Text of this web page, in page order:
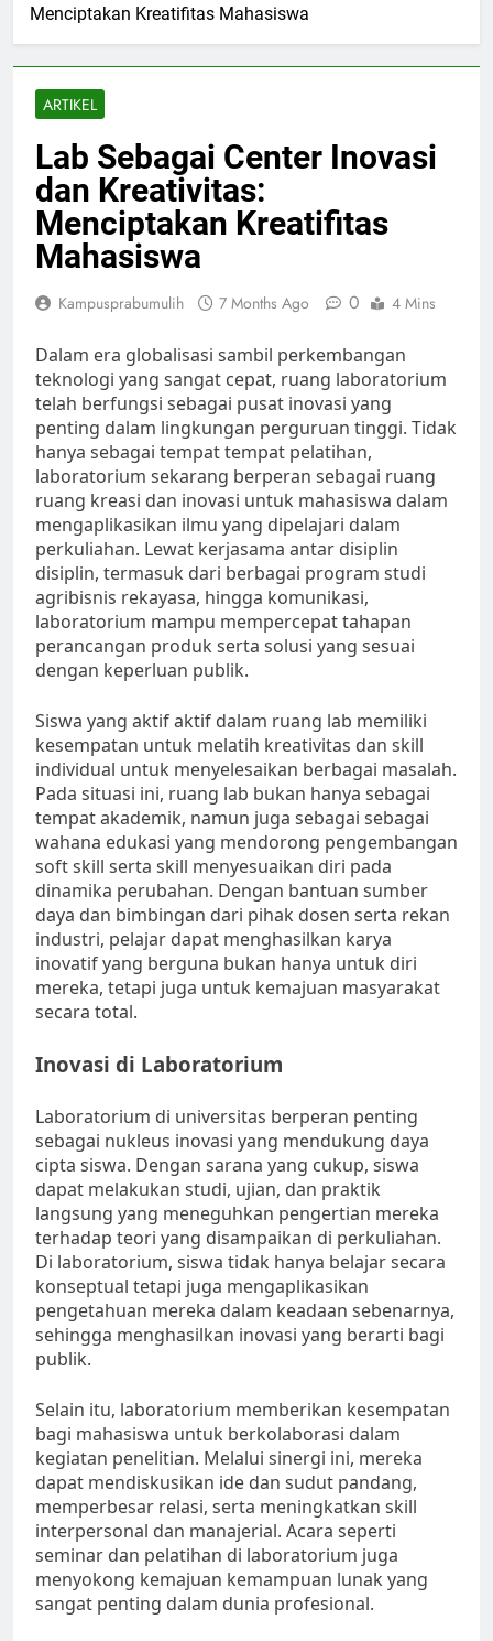
Menciptakan Kreatifitas Mahasiswa
ARTIKEL
Lab Sebagai Center Inovasi
dan Kreativitas:
Menciptakan Kreatifitas
Mahasiswa
Kampusprabumulih 7 Months Ago 0 4 Mins
Dalam era globalisasi sambil perkembangan
teknologi yang sangat cepat, ruang laboratorium
telah berfungsi sebagai pusat inovasi yang
penting dalam lingkungan perguruan tinggi. Tidak
hanya sebagai tempat tempat pelatihan,
laboratorium sekarang berperan sebagai ruang
ruang kreasi dan inovasi untuk mahasiswa dalam
mengaplikasikan ilmu yang dipelajari dalam
perkuliahan. Lewat kerjasama antar disiplin
disiplin, termasuk dari berbagai program studi
agribisnis rekayasa, hingga komunikasi,
laboratorium mampu mempercepat tahapan
perancangan produk serta solusi yang sesuai
dengan keperluan publik.
Siswa yang aktif aktif dalam ruang lab memiliki
kesempatan untuk melatih kreativitas dan skill
individual untuk menyelesaikan berbagai masalah.
Pada situasi ini, ruang lab bukan hanya sebagai
tempat akademik, namun juga sebagai sebagai
wahana edukasi yang mendorong pengembangan
soft skill serta skill menyesuaikan diri pada
dinamika perubahan. Dengan bantuan sumber
daya dan bimbingan dari pihak dosen serta rekan
industri, pelajar dapat menghasilkan karya
inovatif yang berguna bukan hanya untuk diri
mereka, tetapi juga untuk kemajuan masyarakat
secara total.
Inovasi di Laboratorium
Laboratorium di universitas berperan penting
sebagai nukleus inovasi yang mendukung daya
cipta siswa. Dengan sarana yang cukup, siswa
dapat melakukan studi, ujian, dan praktik
langsung yang meneguhkan pengertian mereka
terhadap teori yang disampaikan di perkuliahan.
Di laboratorium, siswa tidak hanya belajar secara
konseptual tetapi juga mengaplikasikan
pengetahuan mereka dalam keadaan sebenarnya,
sehingga menghasilkan inovasi yang berarti bagi
publik.
Selain itu, laboratorium memberikan kesempatan
bagi mahasiswa untuk berkolaborasi dalam
kegiatan penelitian. Melalui sinergi ini, mereka
dapat mendiskusikan ide dan sudut pandang,
memperbesar relasi, serta meningkatkan skill
interpersonal dan manajerial. Acara seperti
seminar dan pelatihan di laboratorium juga
menyokong kemajuan kemampuan lunak yang
sangat penting dalam dunia profesional.